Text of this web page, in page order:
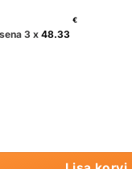
3 x 48.33
€